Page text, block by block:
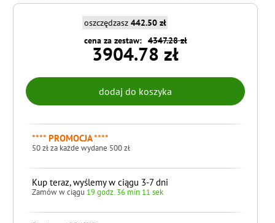
oszczędzasz 442.50 zł
4347.28 zł
cena za zestaw:
3904.78 zł
**** PROMOCJA ****
50 zł za każde wydane 500 zł
Kup teraz, wyślemy w ciągu 3-7 dni
Zamów w ciągu 19 godz. 36 min 10 sek